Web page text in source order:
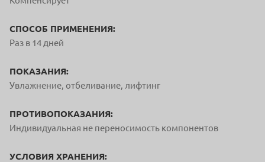
СПОСОБ ПРИМЕНЕНИЯ:
Раз в 14 дней
ПОКАЗАНИЯ:
Увлажнение, отбеливание, лифтинг
ПРОТИВОПОКАЗАНИЯ:
Индивидуальная не переносимость компонентов
УСЛОВИЯ ХРАНЕНИЯ: